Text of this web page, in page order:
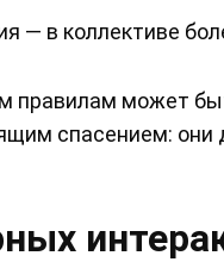
— в коллективе
правилам может
спасением: